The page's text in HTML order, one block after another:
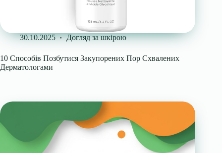
30.10.2025 Догляд за шкірою
10 Способів Позбутися Закупорених Пор Схвалених
Дерматологами